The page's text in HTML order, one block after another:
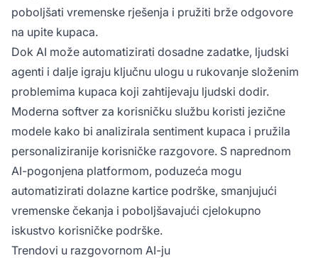
poboljšati vremenske rješenja i pružiti brže odgovore
na upite kupaca.
Dok AI može automatizirati dosadne zadatke, ljudski
agenti i dalje igraju ključnu ulogu u rukovanje složenim
problemima kupaca koji zahtijevaju ljudski dodir.
Moderna softver za korisničku službu koristi jezične
modele kako bi analizirala sentiment kupaca i pružila
personaliziranije korisničke razgovore. S naprednom
AI-pogonjena platformom, poduzeća mogu
automatizirati dolazne kartice podrške, smanjujući
vremenske čekanja i poboljšavajući cjelokupno
iskustvo korisničke podrške.
Trendovi u razgovornom AI-ju